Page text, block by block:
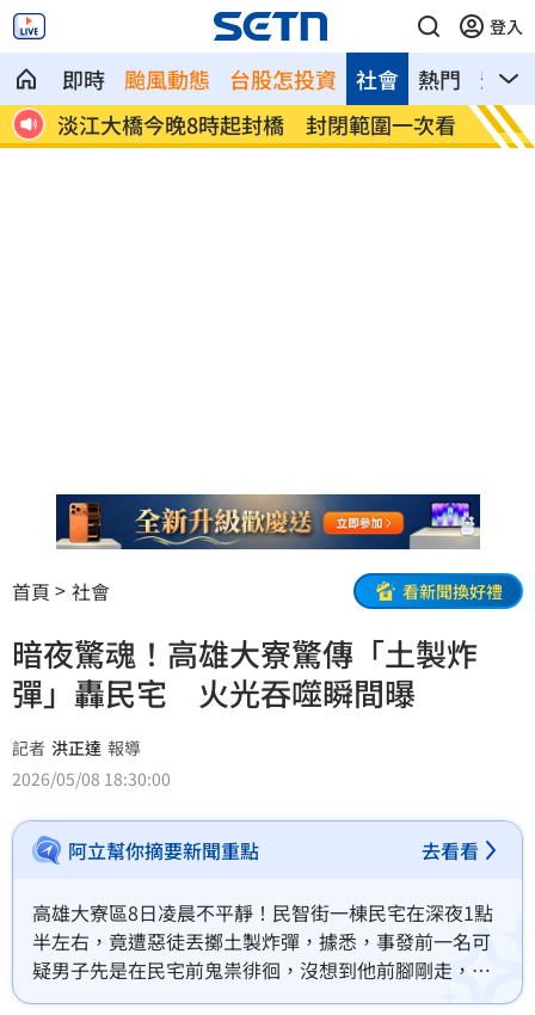
登入
即時 颱風動態 台股怎投資 熱門 影音
社會
淡江大橋今晚8時起封橋 封閉範圍一次看
漢光
了
首頁 社會 看新聞換好禮
暗夜驚魂！高雄大寮驚傳「土製炸
彈」轟民宅 火光吞噬瞬間曝
記者 洪正達 報導
2026/05/08 18:30:00
阿立幫你摘要新聞重點 去看看
高雄大寮區8日凌晨不平靜！民智街一棟民宅在深夜1點
半左右，竟遭惡徒丟擲土製炸彈，據悉，事發前一名可
疑男子先是在民宅前鬼祟徘徊，沒想到他前腳剛走，不
到20秒，民宅前庭隨即炸出恐怖火光，驚悚的爆破瞬間